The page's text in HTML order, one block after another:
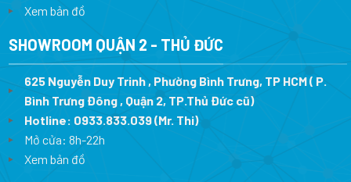
Xem bản đồ
SHOWROOM QUẬN 2 - THỦ ĐỨC
625 Nguyễn Duy Trinh , Phường Bình Trưng, TP HCM ( P.
Bình Trưng Đông , Quận 2, TP.Thủ Đức cũ)
Hotline: 0933.833.039(Mr. Thi)
Mở cửa: 8h-22h
Xem bản đồ